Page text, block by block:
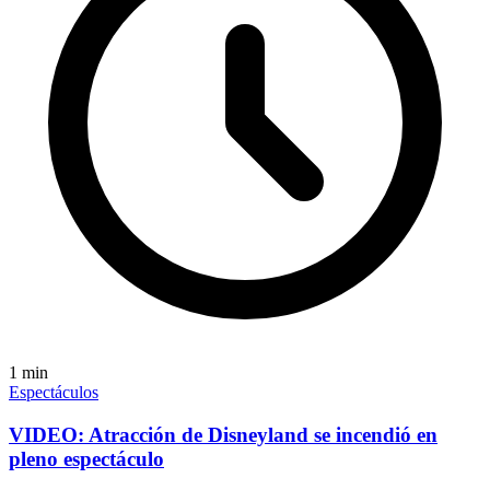
1 min
Espectáculos
VIDEO: Atracción de Disneyland se incendió en
pleno espectáculo